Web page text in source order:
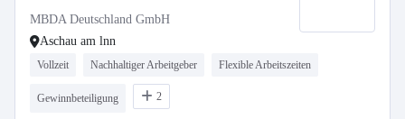
MBDA Deutschland GmbH
Aschau am lnn
Vollzeit Nachhaltiger Arbeitgeber Flexible Arbeitszeiten
Gewinnbeteiligung 2